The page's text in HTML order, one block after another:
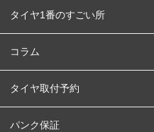
タイヤ1番のすごい所
コラム
タイヤ取付予約
パンク保証